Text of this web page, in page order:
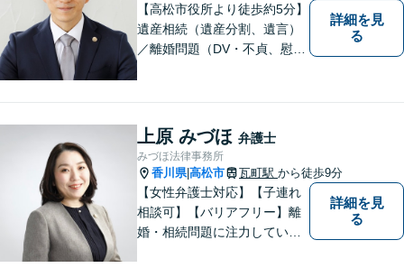
【高松市役所より徒歩約5分】
遺産相続（遺産分割、遺言）
／離婚問題（DV・不貞、慰謝
高いリーガルサービスをご提
供します。
詳細を見
る
上原 みづほ 弁護士
みづほ法律事務所
香川県|高松市 瓦町駅 から徒歩9分
【女性弁護士対応】【子連れ
相談可】【バリアフリー】離
婚・相続問題に注力していま
詳細を見
る